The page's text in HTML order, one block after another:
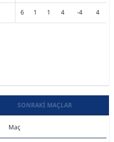
6 1 1 4 -4 4
SONRAKI MAÇLAR
Maç